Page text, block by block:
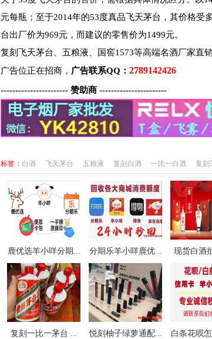
元每瓶；至于2014年的53度真品飞天茅台，其价格
台出厂价为969元，而建议的零售价为1499元。
复刻飞天茅台、五粮液、国窖1573等高端名酒厂家直
广告位正在招商， 广告联系QQ： 2789142426
----------------------- 赞助商 -----------------------
标签： 白酒 飞天茅台 五粮液 复刻白酒 一比一白酒 复刻
鹿优选羊小咩分期... 分期乐羊小咩鹿优... 现货白酒
复刻一比一茅台 ... 悦刻柚子绿萝通配... 白条花呗